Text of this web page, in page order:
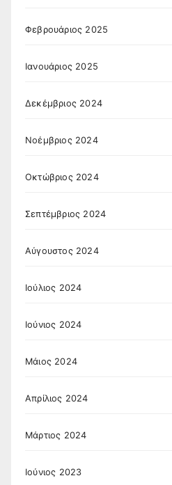
Φεβρουάριος 2025
Ιανουάριος 2025
Δεκέμβριος 2024
Νοέμβριος 2024
Οκτώβριος 2024
Σεπτέμβριος 2024
Αύγουστος 2024
Ιούλιος 2024
Ιούνιος 2024
Μάιος 2024
Απρίλιος 2024
Μάρτιος 2024
Ιούνιος 2023